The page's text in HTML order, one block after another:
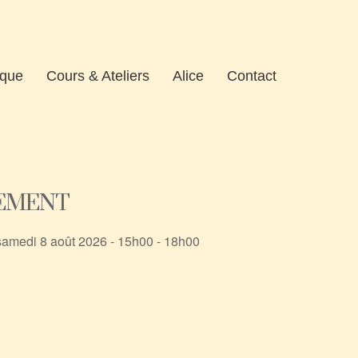
Cours & Ateliers Alice Contact
8 août 2026 - 15h00 - 18h00